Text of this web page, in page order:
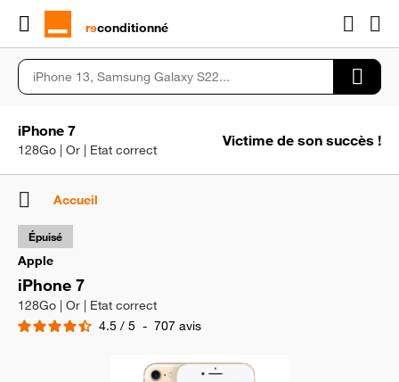
rɘconditionné
iPhone 7
128Go | Or | Etat correct
Victime de son succès !
Accueil
Apple
iPhone 7
128Go | Or | Etat correct
4.5 / 5 - 707 avis
Épuisé